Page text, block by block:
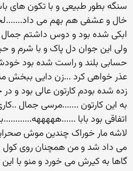
سنگه بطور طبیعی و با تکون های
خال و عشفی هم بهم می
ابکی شده بود و دوس داشتم
ولی این جوان دل پاک و با شرم و
حسابی بلند و راست شده بود
عذر خواهی کرد ...زن دایی ببخش
زده شده بودم کارتون عالی بود و
به این کارتون .......مرسی جمال
اتفاقی بود بابا
لاشه مار خوراک چندین موش
می داد شد و من همچنان روی
گاها به کیرش می خورد و منو با